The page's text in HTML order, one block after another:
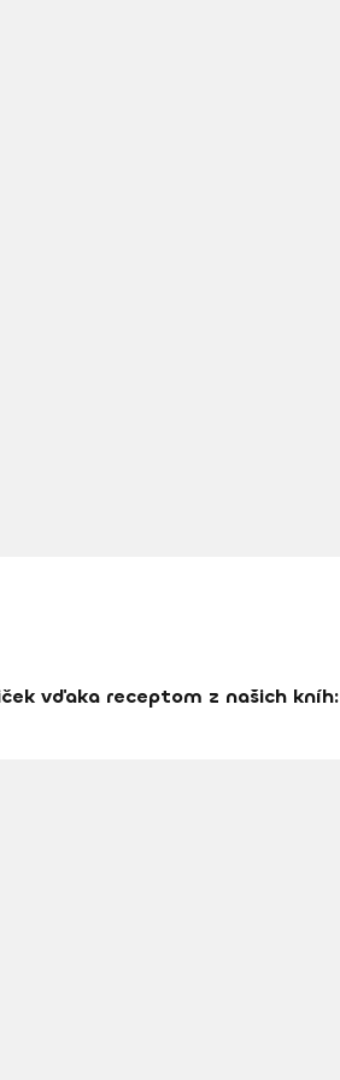
vďaka receptom z našich kníh: